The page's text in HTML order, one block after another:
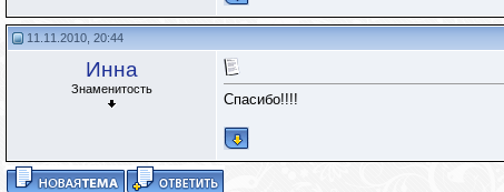
11.11.2010, 20:44
Инна
Знаменитость
Спасибо!!!!